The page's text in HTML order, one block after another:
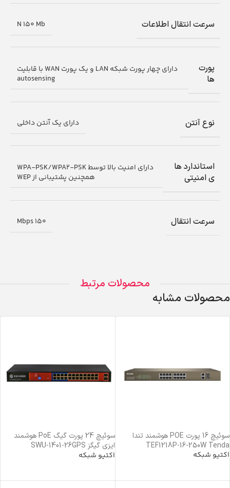
سرعت انتقال اطلاعات N 150 Mb
پورت
ها
دارای چهار پورت شبکه LAN و یک پورت WAN با قابلیت
autosensing
نوع آنتن دارای یک آنتن داخلی
استاندارد ها
ی امنیتی
دارای امنیت بالا توسط WPA-PSK/WPA2-PSK
همچنین پشتیبانی از WEP
سرعت انتقال 150 Mbps
محصولات مرتبط
محصولات مشابه
سوئیچ 16 پورت POE هوشمند تندا
TEF1218P-16-250W Tenda
اکتیو شبکه
سوئیچ 24 پورت گیگ PoE هوشمند
ایزی گیگز SWU-1401-26GPS
easyGIGS
اکتیو شبکه